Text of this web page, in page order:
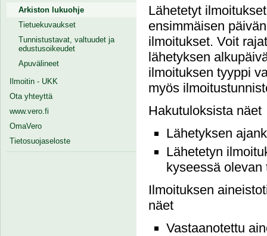
Arkiston lukuohje
Tietuekuvaukset
Tunnistustavat, valtuudet ja
edustusoikeudet
Apuvälineet
Ilmoitin - UKK
Ota yhteyttä
www.vero.fi
OmaVero
Tietosuojaseloste
Lähetetyt
ensimmäisen
ilmoitukset. Voit
lähetyksen
ilmoituksen tyyppi
myös
Hakutuloksista näet
Lähetyksen
Lähetetyn
kyseessä
Ilmoituksen
näet
Vastaanotettu